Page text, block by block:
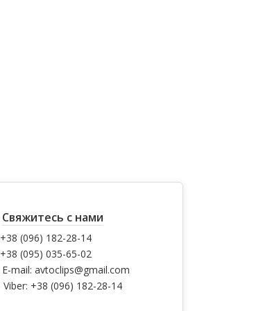
Свяжитесь с нами
+38 (096) 182-28-14
+38 (095) 035-65-02
E-mail: avtoclips@gmail.com
Viber: +38 (096) 182-28-14